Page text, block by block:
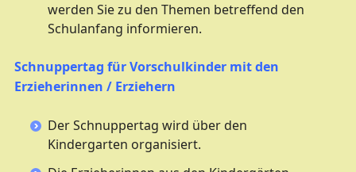
werden Sie zu den Themen betreffend den
Schulanfang informieren.
Schnuppertag für Vorschulkinder mit den
Erzieherinnen / Erziehern
Der Schnuppertag wird über den
Kindergarten organisiert.